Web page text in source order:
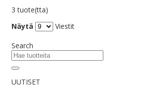
3 tuote(tta)
Näytä
Viestit
Search
UUTISET